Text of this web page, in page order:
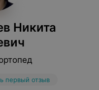
Никита
первый отзыв